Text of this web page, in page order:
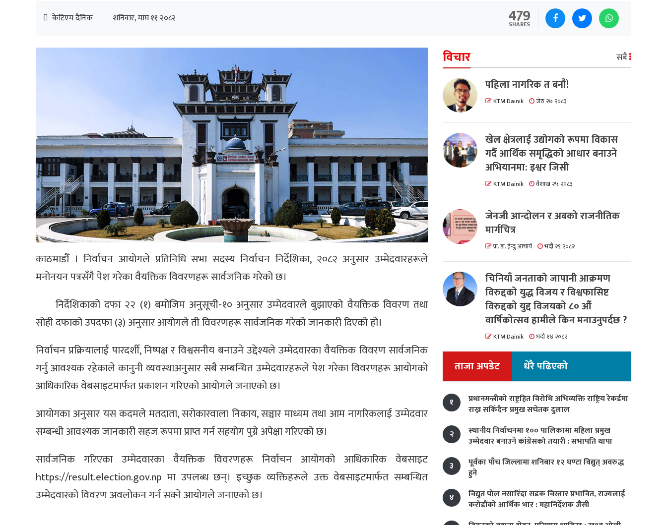
केटिएम दैनिक शनिवार, माघ ११ २०८२ 479
SHARES
काठमाडौँ । निर्वाचन आयोगले प्रतिनिधि सभा सदस्य निर्वाचन निर्देशिका, २०८२ अनुसार उम्मेदवारहरूले
मनोनयन पत्रसँगै पेश गरेका वैयक्तिक विवरणहरू सार्वजनिक गरेको छ।
निर्देशिकाको दफा २२ (१) बमोजिम अनुसूची-१० अनुसार उम्मेदवारले बुझाएको वैयक्तिक विवरण तथा
सोही दफाको उपदफा (३) अनुसार आयोगले ती विवरणहरू सार्वजनिक गरेको जानकारी दिएको हो।
निर्वाचन प्रक्रियालाई पारदर्शी, निष्पक्ष र विश्वसनीय बनाउने उद्देश्यले उम्मेदवारका वैयक्तिक विवरण सार्वजनिक
गर्नु आवश्यक रहेकाले कानुनी व्यवस्थाअनुसार सबै सम्बन्धित उम्मेदवारहरूले पेश गरेका विवरणहरू आयोगको
आधिकारिक वेबसाइटमार्फत प्रकाशन गरिएको आयोगले जनाएको छ।
आयोगका अनुसार यस कदमले मतदाता, सरोकारवाला निकाय, सञ्चार माध्यम तथा आम नागरिकलाई उम्मेदवार
सम्बन्धी आवश्यक जानकारी सहज रूपमा प्राप्त गर्न सहयोग पुग्ने अपेक्षा गरिएको छ।
सार्वजनिक गरिएका उम्मेदवारका वैयक्तिक विवरणहरू निर्वाचन आयोगको आधिकारिक वेबसाइट
https://result.election.gov.np मा उपलब्ध छन्। इच्छुक व्यक्तिहरूले उक्त वेबसाइटमार्फत सम्बन्धित
उम्मेदवारको विवरण अवलोकन गर्न सक्ने आयोगले जनाएको छ।
विचार सबै
पहिला नागरिक त बनाैं!
KTM Dainik जेठ २७ २०८३
खेल क्षेत्रलाई उद्योगको रूपमा विकास
गर्दै आर्थिक समृद्धिको आधार बनाउने
अभियानमा: इश्वर जिसी
KTM Dainik वैशाख २५ २०८३
जेनजी आन्दोलन र अबको राजनीतिक
मार्गचित्र
प्रा. डा. ईन्दु आचार्य भदौ २९ २०८२
चिनियाँ जनताको जापानी आक्रमण
विरुद्दको युद्ध विजय र विश्वफासिष्ट
विरुद्दको युद्द विजयको ८० औं
वार्षिकोत्सव हामीले किन मनाउनुपर्दछ ?
KTM Dainik भदौ १४ २०८२
ताजा अपडेट धेरै पढिएको
१
प्रधानमन्त्रीको राष्ट्रहित विरोधि अभिव्यक्ति राष्ट्रिय रेकर्डमा
राख्न सकिँदैनः प्रमुख सचेतक दुलाल
२
स्थानीय निर्वाचनमा १०० पालिकामा महिला प्रमुख
उम्मेदवार बनाउने कांग्रेसको तयारी : सभापति थापा
३
पूर्वका पाँच जिल्लामा शनिबार १२ घण्टा विद्युत् अवरुद्ध
हुने
४
विद्युत पोल नसारिँदा सडक विस्तार प्रभावित, राज्यलाई
करोडौंको आर्थिक भार : महानिर्देशक जैसी